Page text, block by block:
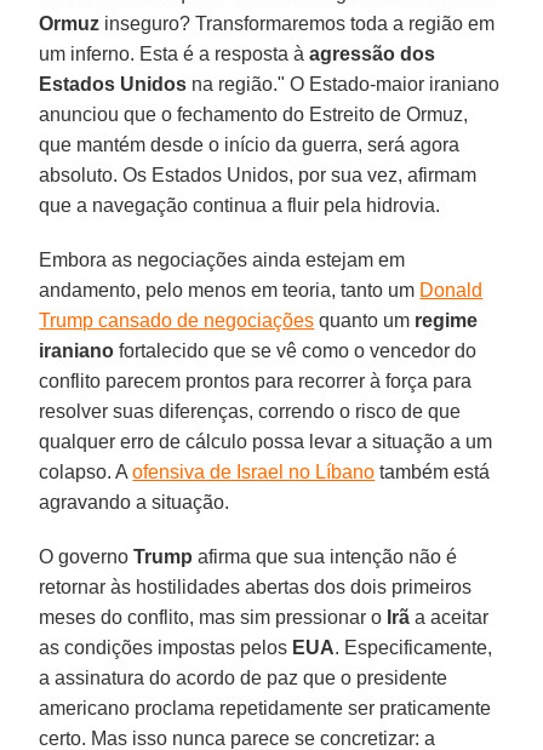
Ormuz inseguro? Transformaremos toda a região em
um inferno. Esta é a resposta àagressão dos
Estados Unidos na região." O Estado-maior iraniano
anunciou que o fechamento do Estreito de Ormuz,
que mantém desde o início da guerra, será agora
absoluto. Os Estados Unidos, por sua vez, afirmam
que a navegação continua a fluir pela hidrovia.
Embora as negociações ainda estejam em
andamento, pelo menos em teoria, tanto um Donald
Trump cansado de negociações quanto um regime
iraniano fortalecido que se vê como o vencedor do
conflito parecem prontos para recorrer à força para
resolver suas diferenças, correndo o risco de que
qualquer erro de cálculo possa levar a situação a um
colapso. Aofensiva de Israel no Líbano também está
agravando a situação.
O governoTrump afirma que sua intenção não é
retornar às hostilidades abertas dos dois primeiros
meses do conflito, mas sim pressionar o Irã a aceitar
as condições impostas pelos EUA. Especificamente,
a assinatura do acordo de paz que o presidente
americano proclama repetidamente ser praticamente
certo. Mas isso nunca parece se concretizar: a